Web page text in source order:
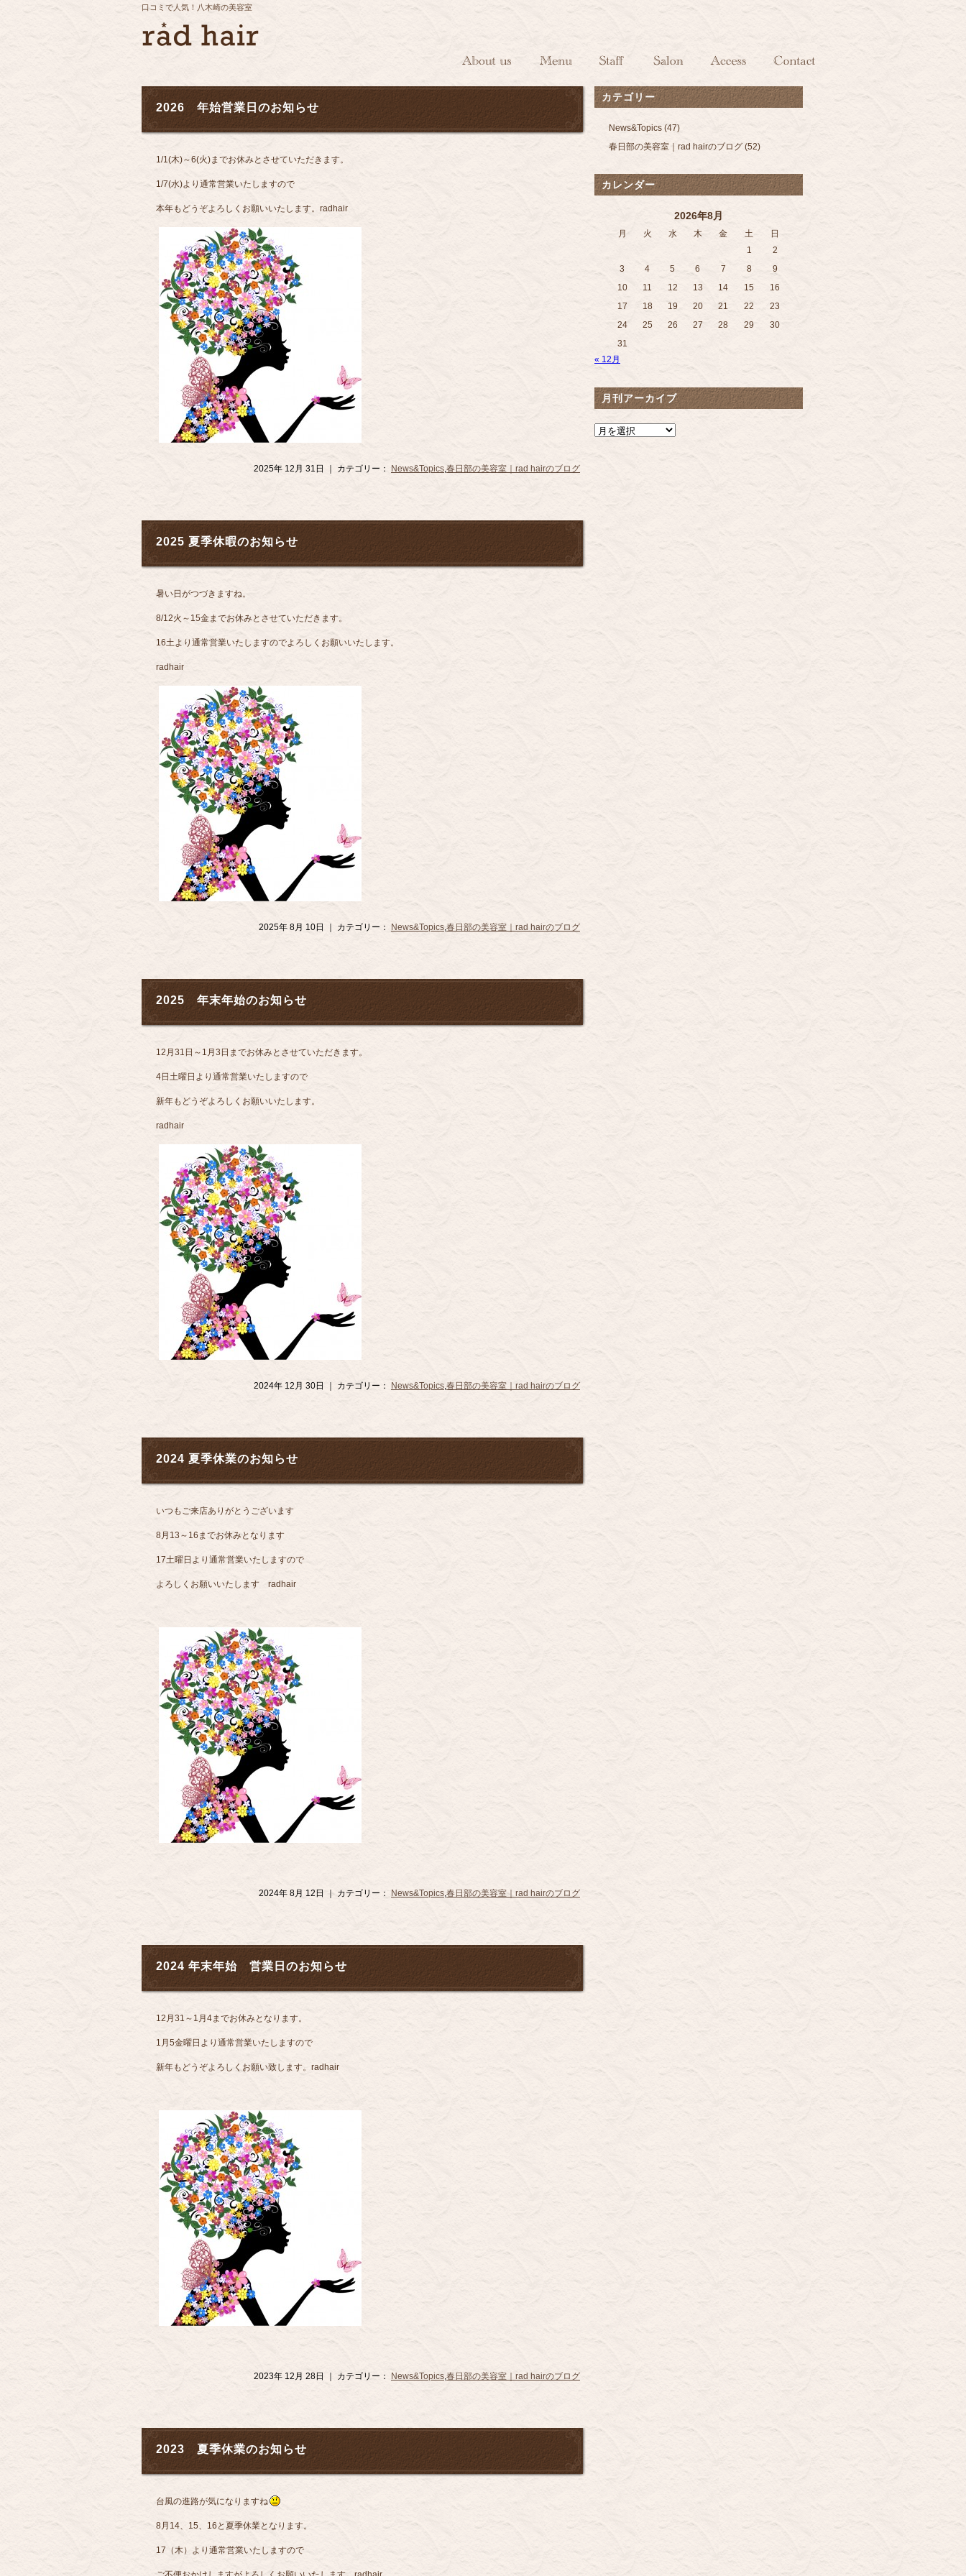
口コミで人気！八木崎の美容室
2026 年始営業日のお知らせ
1/1(木)～6(火)までお休みとさせていただきます。
1/7(水)より通常営業いたしますので
本年もどうぞよろしくお願いいたします。radhair
2025年 12月 31日 ｜ カテゴリー： News&Topics,春日部の美容室｜rad hairのブログ
2025 夏季休暇のお知らせ
暑い日がつづきますね。
8/12火～15金までお休みとさせていただきます。
16土より通常営業いたしますのでよろしくお願いいたします。
radhair
2025年 8月 10日 ｜ カテゴリー： News&Topics,春日部の美容室｜rad hairのブログ
2025 年末年始のお知らせ
12月31日～1月3日までお休みとさせていただきます。
4日土曜日より通常営業いたしますので
新年もどうぞよろしくお願いいたします。
radhair
2024年 12月 30日 ｜ カテゴリー： News&Topics,春日部の美容室｜rad hairのブログ
2024 夏季休業のお知らせ
いつもご来店ありがとうございます
8月13～16までお休みとなります
17土曜日より通常営業いたしますので
よろしくお願いいたします radhair
2024年 8月 12日 ｜ カテゴリー： News&Topics,春日部の美容室｜rad hairのブログ
2024 年末年始 営業日のお知らせ
12月31～1月4までお休みとなります。
1月5金曜日より通常営業いたしますので
新年もどうぞよろしくお願い致します。radhair
2023年 12月 28日 ｜ カテゴリー： News&Topics,春日部の美容室｜rad hairのブログ
2023 夏季休業のお知らせ
台風の進路が気になりますね
8月14、15、16と夏季休業となります。
17（木）より通常営業いたしますので
カテゴリー
News&Topics (47)
春日部の美容室｜rad hairのブログ (52)
カレンダー
2026年8月
月 火 水 木 金 土
日
1
2
3
4 5 6 7 8
9
10
11 12 13 14 15
16
17
18 19 20 21 22
23
24
25 26 27 28 29
30
31
« 12月
月刊アーカイブ